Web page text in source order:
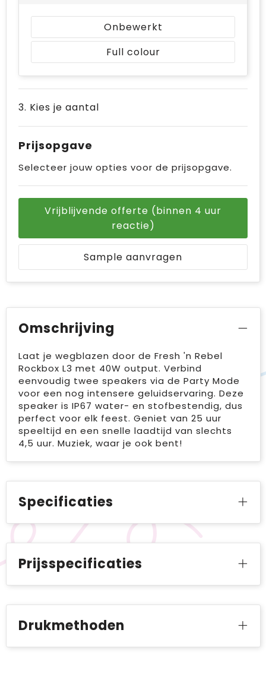
Onbewerkt
Full colour
3. Kies je aantal
Prijsopgave
Selecteer jouw opties voor de prijsopgave.
Vrijblijvende offerte (binnen 4 uur
reactie)
Sample aanvragen
Omschrijving
Laat je wegblazen door de Fresh 'n Rebel
Rockbox L3 met 40W output. Verbind
eenvoudig twee speakers via de Party Mode
voor een nog intensere geluidservaring. Deze
speaker is IP67 water- en stofbestendig, dus
perfect voor elk feest. Geniet van 25 uur
speeltijd en een snelle laadtijd van slechts
4,5 uur. Muziek, waar je ook bent!
Specificaties
Prijsspecificaties
Drukmethoden